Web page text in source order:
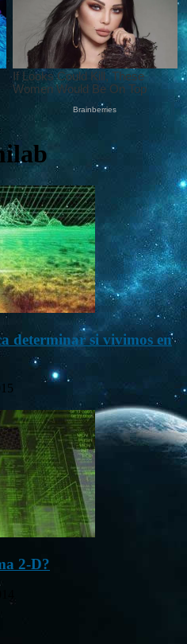
determinar si vivimos en
2-D?